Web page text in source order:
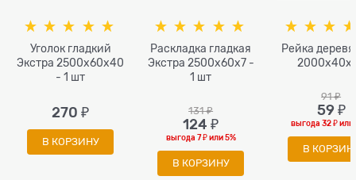
Уголок гладкий
Экстра 2500x60x40
- 1 шт
270 ₽
В КОРЗИНУ
Раскладка гладкая
Экстра 2500x60x7 -
1 шт
131 ₽
124 ₽
выгода 7 ₽или5%
В КОРЗИНУ
Рейка
91 ₽
59 ₽
выгода32 ₽или
В